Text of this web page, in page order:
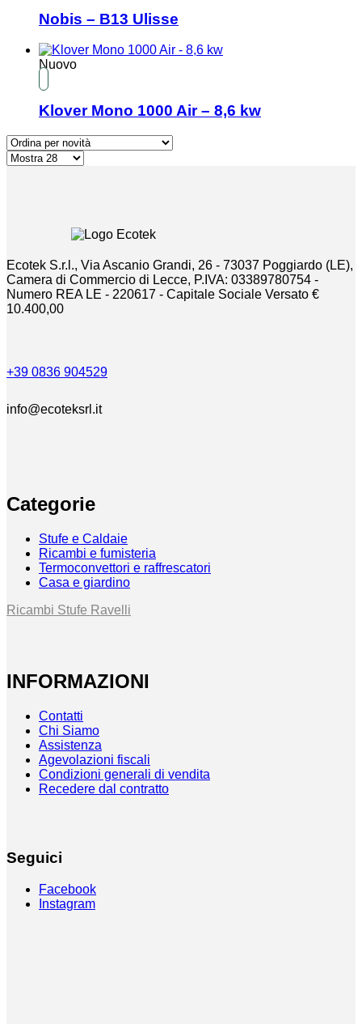
Nobis – B13 Ulisse
Nuovo
Klover Mono 1000 Air – 8,6 kw
Ecotek S.r.l., Via Ascanio Grandi, 26 - 73037 Poggiardo (LE),
Camera di Commercio di Lecce, P.IVA: 03389780754 -
Numero REA LE - 220617 - Capitale Sociale Versato €
10.400,00
+39 0836 904529
info@ecoteksrl.it
Categorie
Stufe e Caldaie
Ricambi e fumisteria
Termoconvettori e raffrescatori
Casa e giardino
Ricambi Stufe Ravelli
INFORMAZIONI
Contatti
Chi Siamo
Assistenza
Agevolazioni fiscali
Condizioni generali di vendita
Recedere dal contratto
Seguici
Facebook
Instagram